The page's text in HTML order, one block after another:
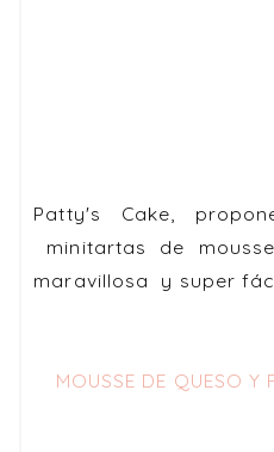
Patty's Cake,
minitartas de
maravillosa y super
MOUSSE DE QUESO Y